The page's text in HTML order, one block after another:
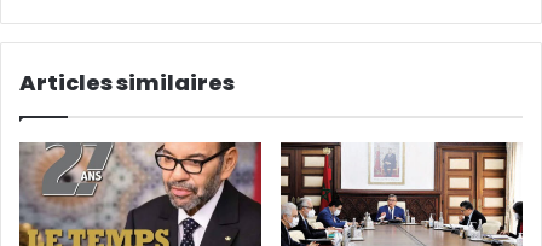
Articles similaires